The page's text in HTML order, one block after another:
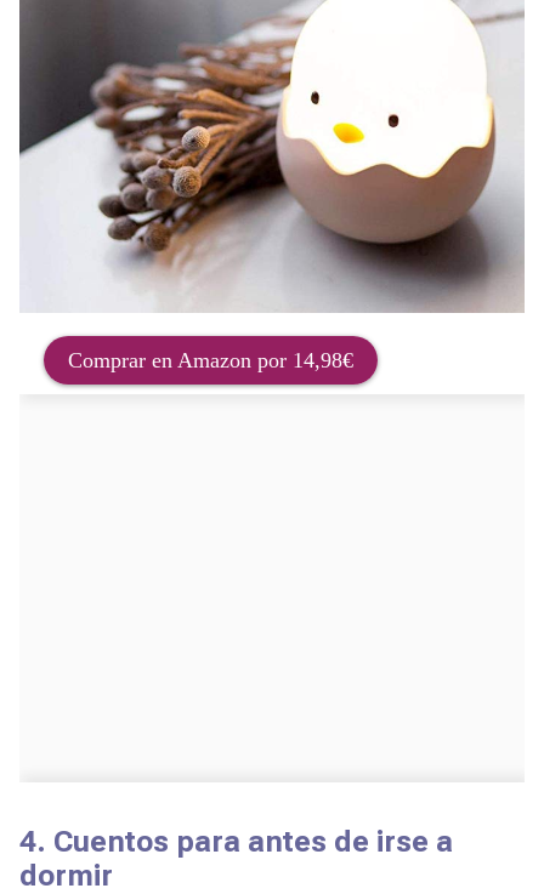
Comprar en Amazon por 14,98€
4. Cuentos para antes de irse a
dormir